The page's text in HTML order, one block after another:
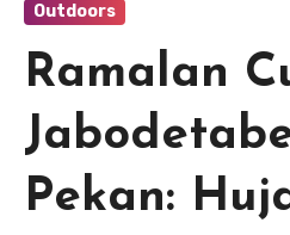
Outdoors
Ramalan
Pekan: